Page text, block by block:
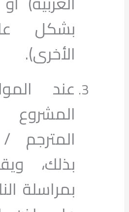
بشكل
الأخرى).
عند
المشروع
المترجم
بذلك،
بمراسلة